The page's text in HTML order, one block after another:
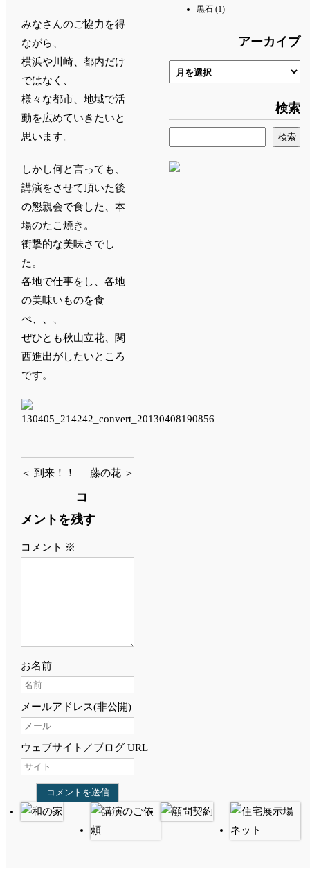
みなさんのご協力を得
ながら、
横浜や川崎、都内だけ
ではなく、
様々な都市、地域で活
動を広めていきたいと
思います。
しかし何と言っても、
講演をさせて頂いた後
の懇親会で食した、本
場のたこ焼き。
衝撃的な美味さでし
た。
各地で仕事をし、各地
の美味いものを食
べ、、、
ぜひとも秋山立花、関
西進出がしたいところ
です。
＜ 到来！！ 藤の花 ＞
コ
メントを残す
コメント ※
お名前
メールアドレス(非公開)
ウェブサイト／ブログ URL
黒石(1)
アーカイブ
検索